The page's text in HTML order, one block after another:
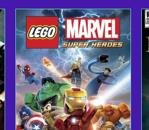
Añadir al carrito
Ver ofertas